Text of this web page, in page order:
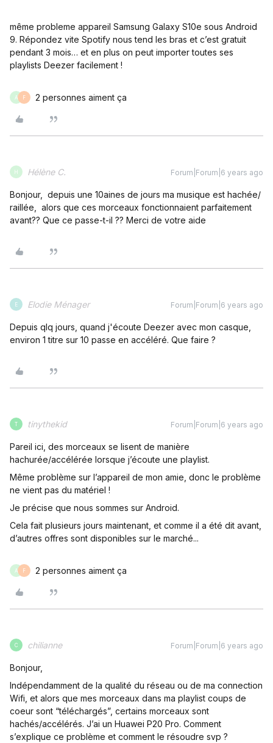
même probleme appareil Samsung Galaxy S10e sous Android
9. Répondez vite Spotify nous tend les bras et c’est gratuit
pendant 3 mois… et en plus on peut importer toutes ses
playlists Deezer facilement !
A F 2 personnes aiment ça
H Hélène C. Forum|Forum|6 years ago
Bonjour, depuis une 10aines de jours ma musique est hachée/
raillée, alors que ces morceaux fonctionnaient parfaitement
avant?? Que ce passe-t-il ?? Merci de votre aide
E Elodie Ménager Forum|Forum|6 years ago
Depuis qlq jours, quand j'écoute Deezer avec mon casque,
environ 1 titre sur 10 passe en accéléré. Que faire ?
T tinythekid Forum|Forum|6 years ago
Pareil ici, des morceaux se lisent de manière
hachurée/accélérée lorsque j’écoute une playlist.
Même problème sur l’appareil de mon amie, donc le problème
ne vient pas du matériel !
Je précise que nous sommes sur Android.
Cela fait plusieurs jours maintenant, et comme il a été dit avant,
d’autres offres sont disponibles sur le marché...
A F 2 personnes aiment ça
C chilianne Forum|Forum|6 years ago
Bonjour,
Indépendamment de la qualité du réseau ou de ma connection
Wifi, et alors que mes morceaux dans ma playlist coups de
coeur sont “téléchargés”, certains morceaux sont
hachés/accélérés. J’ai un Huawei P20 Pro. Comment
s’explique ce problème et comment le résoudre svp ?